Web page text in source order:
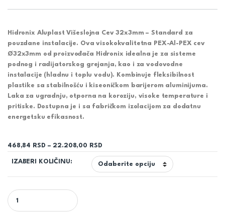
Hidronix Aluplast Višeslojna Cev 32x3mm – Standard za
pouzdane instalacije. Ova visokokvalitetna PEX-Al-PEX cev
Ø32x3mm od proizvođača Hidronix idealna je za sisteme
podnog i radijatorskog grejanja, kao i zavodovodne
instalacije (hladnu i toplu vodu). Kombinuje fleksibilnost
plastike sa stabilnošću i kiseoničkom barijerom aluminijuma.
Laka za ugradnju, otporna na koroziju, visoke temperature i
pritiske. Dostupna je i sa fabričkom izolacijom za dodatnu
energetsku efikasnost.
468,84 RSD – 22.208,00 RSDRaspon cena: od 468,84 RSD do
IZABERI KOLIČINU:
CEV AL-PEX fi-32x3 - HIDRONIX quantity